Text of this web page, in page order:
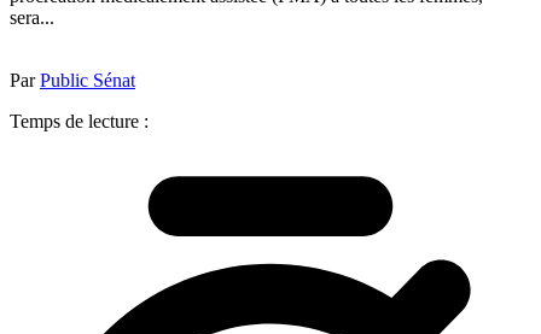
sera...
ParPublic Sénat
Temps de lecture :